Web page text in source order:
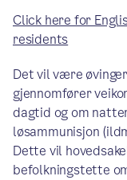
Click here for
residents
Det vil være
gjennomfører
dagtid og om
løsammunisjon
Dette vil
befolkningstette